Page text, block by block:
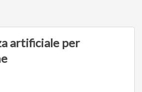
artificiale per